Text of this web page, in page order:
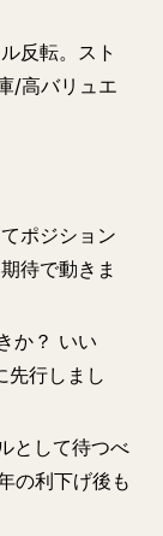
反転。スト
/高バリュエ
ポジション
待で動きま
か？ いい
先行しまし
として待つべ
の利下げ後も